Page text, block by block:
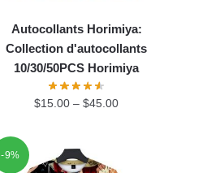
Autocollants Horimiya:
Collection d'autocollants
10/30/50PCS Horimiya
$15.00 – $45.00
-9%